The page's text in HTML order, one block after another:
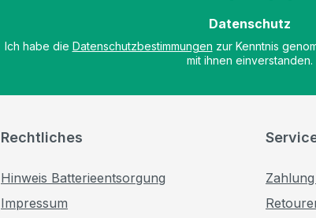
Datenschutz
Ich habe die Datenschutzbestimmungen zur Kenntnis
mit ihnen einverstanden.
Rechtliches
Hinweis Batterieentsorgung
Impressum